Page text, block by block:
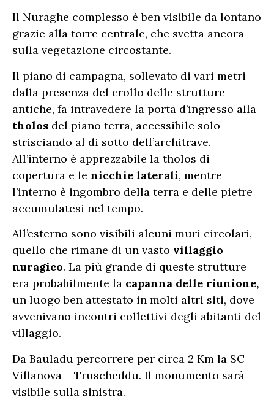
Il Nuraghe complesso è ben visibile da lontano
grazie alla torre centrale, che svetta ancora
sulla vegetazione circostante.
Il piano di campagna, sollevato di vari metri
dalla presenza del crollo delle strutture
antiche, fa intravedere la porta d’ingresso alla
tholos del piano terra, accessibile solo
strisciando al di sotto dell’architrave.
All’interno è apprezzabile la tholos di
copertura e le nicchie laterali, mentre
l’interno è ingombro della terra e delle pietre
accumulatesi nel tempo.
All’esterno sono visibili alcuni muri circolari,
quello che rimane di un vasto villaggio
nuragico. La più grande di queste strutture
era probabilmente la capanna delle riunione,
un luogo ben attestato in molti altri siti, dove
avvenivano incontri collettivi degli abitanti del
villaggio.
Da Bauladu percorrere per circa 2 Km la SC
Villanova – Truscheddu. Il monumento sarà
visibile sulla sinistra.